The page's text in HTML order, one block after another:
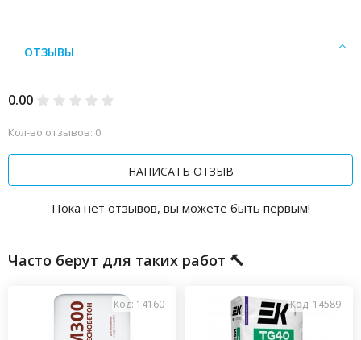
ОТЗЫВЫ
0.00
Кол-во отзывов: 0
НАПИСАТЬ ОТЗЫВ
Пока нет отзывов, вы можете быть первым!
Часто берут для таких работ 🔨
Код: 14160 Код: 14589